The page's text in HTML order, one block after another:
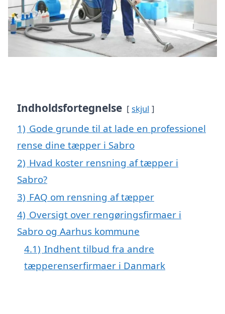
Indholdsfortegnelse skjul
1) Gode grunde til at lade en professionel
rense dine tæpper i Sabro
2) Hvad koster rensning af tæpper i
Sabro?
3) FAQ om rensning af tæpper
4) Oversigt over rengøringsfirmaer i
Sabro og Aarhus kommune
4.1) Indhent tilbud fra andre
tæpperenserfirmaer i Danmark